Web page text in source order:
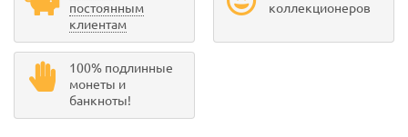
постоянным
клиентам
коллекционеров
100% подлинные
монеты и
банкноты!